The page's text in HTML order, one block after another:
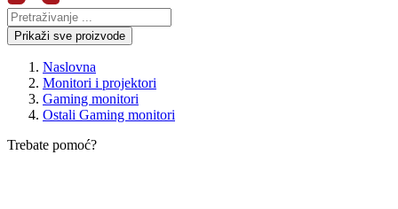
Prikaži sve proizvode
Naslovna
Monitori i projektori
Gaming monitori
Ostali Gaming monitori
Trebate pomoć?